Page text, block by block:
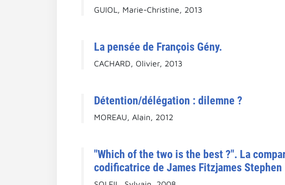
GUIOL, Marie-Christine, 2013
La pensée de François Gény.
CACHARD, Olivier, 2013
Détention/délégation : dilemne ?
MOREAU, Alain, 2012
"Which of the two is the best ?". La
codificatrice de James Fitzjames